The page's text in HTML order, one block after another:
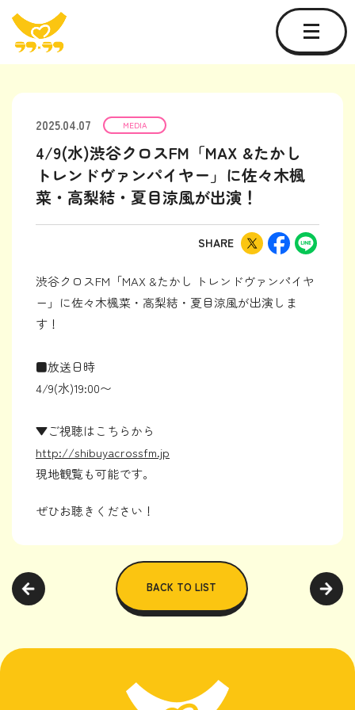
2025.04.07 MEDIA
4/9(水)渋谷クロスFM「MAX &たかし
トレンドヴァンパイヤー」に佐々木楓
菜・高梨結・夏目涼風が出演！
SHARE
渋谷クロスFM「MAX &たかし トレンドヴァンパイヤ
ー」に佐々木楓菜・高梨結・夏目涼風が出演しま
す！
■放送日時
4/9(水)19:00〜
▼ご視聴はこちらから
http://shibuyacrossfm.jp
現地観覧も可能です。
ぜひお聴きください！
BACK TO LIST